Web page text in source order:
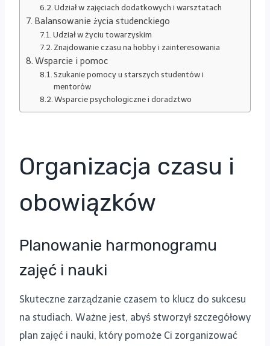
Udział w zajęciach dodatkowych i warsztatach
Balansowanie życia studenckiego
Udział w życiu towarzyskim
Znajdowanie czasu na hobby i zainteresowania
Wsparcie i pomoc
Szukanie pomocy u starszych studentów i
mentorów
Wsparcie psychologiczne i doradztwo
Organizacja czasu i
obowiązków
Planowanie harmonogramu
zajęć i nauki
Skuteczne zarządzanie czasem to klucz do sukcesu
na studiach. Ważne jest, abyś stworzył szczegółowy
plan zajęć i nauki, który pomoże Ci zorganizować